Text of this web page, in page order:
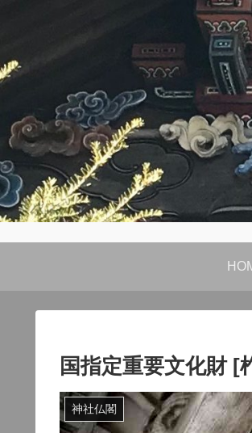
国指定重要文化財 [
神社仏閣